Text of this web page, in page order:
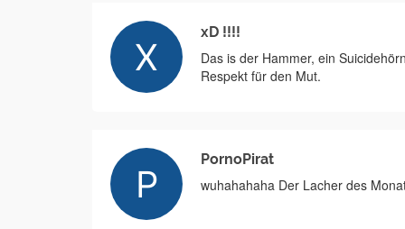
xD !!!!
Das is der Hammer, ein
Respekt für den Mut.
PornoPirat
wuhahahaha Der Lacher des